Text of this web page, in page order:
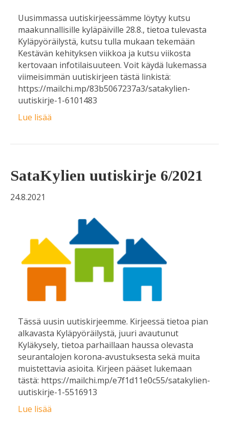
Uusimmassa uutiskirjeessämme löytyy kutsu
maakunnallisille kyläpäiville 28.8., tietoa tulevasta
Kyläpyöräilystä, kutsu tulla mukaan tekemään
Kestävän kehityksen viikkoa ja kutsu viikosta
kertovaan infotilaisuuteen. Voit käydä lukemassa
viimeisimmän uutiskirjeen tästä linkistä:
https://mailchi.mp/83b5067237a3/satakylien-
uutiskirje-1-6101483
Lue lisää
SataKylien uutiskirje 6/2021
24.8.2021
Tässä uusin uutiskirjeemme. Kirjeessä tietoa pian
alkavasta Kyläpyöräilystä, juuri avautunut
Kyläkysely, tietoa parhaillaan haussa olevasta
seurantalojen korona-avustuksesta sekä muita
muistettavia asioita. Kirjeen pääset lukemaan
tästä: https://mailchi.mp/e7f1d11e0c55/satakylien-
uutiskirje-1-5516913
Lue lisää